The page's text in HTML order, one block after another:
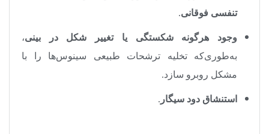
تنفسی فوقانی.
وجود هرگونه شکستگی یا تغییر شکل در بینی،
به‌طوری‌که تخلیه ترشحات طبیعی سینوس‌ها را با
مشکل روبرو سازد.
استنشاق دود سیگار .